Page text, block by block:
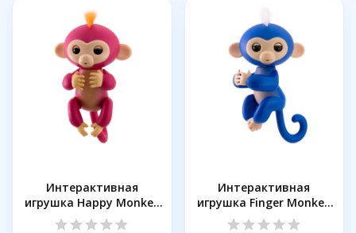
Интерактивная
игрушка Happy Monkey
Pink
Интерактивная
игрушка Finger Monkey
Blue